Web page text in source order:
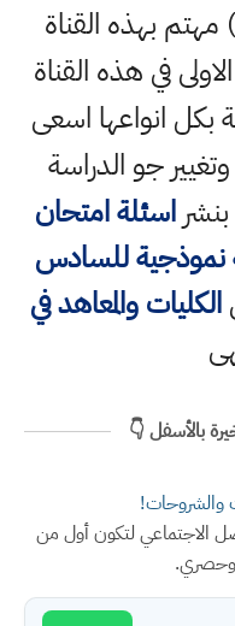
( احمد مهدي Gaming ) مهتم بهذه القناة
في هذه القناة
بكل انواعها اسعى
جو الدراسة
اسئلة امتحان
نموذجية للسادس
الكليات والمعاهد في
بالأسفل 👇
والشروحات!
الاجتماعي لتكون أول من